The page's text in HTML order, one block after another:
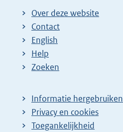
Over deze website
Contact
English
Help
Zoeken
Informatie hergebruiken
Privacy en cookies
Toegankelijkheid